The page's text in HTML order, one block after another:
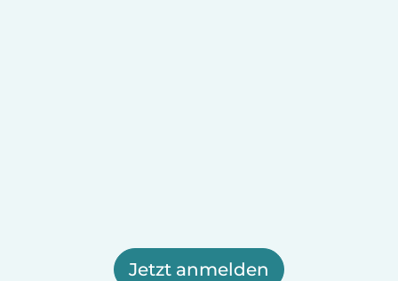
Jetzt anmelden